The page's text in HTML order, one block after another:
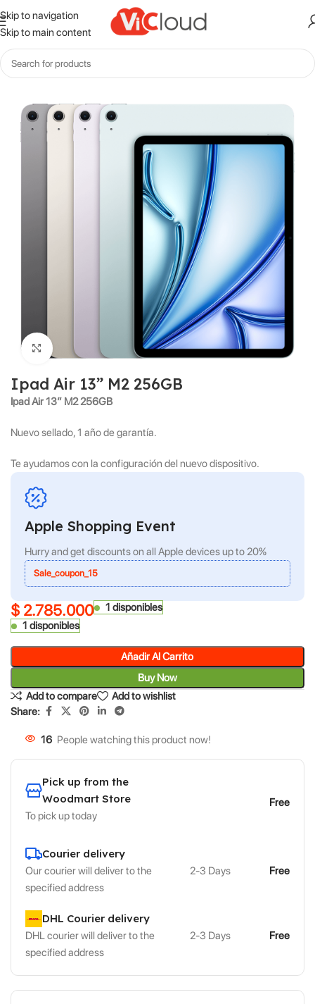
Skip to navigation
Skip to main content
Inicio iPad
Click to enlarge
Ipad Air 13” M2 256GB
Ipad Air 13” M2 256GB
Nuevo sellado, 1 año de garantía.
Te ayudamos con la configuración del nuevo dispositivo.
Apple Shopping Event
Hurry and get discounts on all Apple devices up to 20%
Sale_coupon_15
$ 2.785.000
1 disponibles
1 disponibles
Añadir Al Carrito
Buy Now
Add to compare
Add to wishlist
Share:
16 People watching this product now!
Pick up from the
Woodmart Store
To pick up today
Free
Courier delivery
Our courier will deliver to the
specified address
2-3 Days Free
DHL Courier delivery
DHL courier will deliver to the
specified address
2-3 Days Free